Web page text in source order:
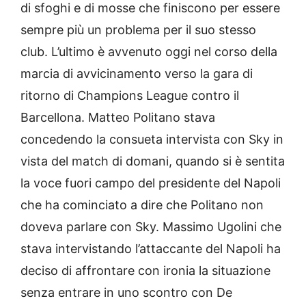
di sfoghi e di mosse che finiscono per essere
sempre più un problema per il suo stesso
club. L’ultimo è avvenuto oggi nel corso della
marcia di avvicinamento verso la gara di
ritorno di Champions League contro il
Barcellona. Matteo Politano stava
concedendo la consueta intervista con Sky in
vista del match di domani, quando si è sentita
la voce fuori campo del presidente del Napoli
che ha cominciato a dire che Politano non
doveva parlare con Sky. Massimo Ugolini che
stava intervistando l’attaccante del Napoli ha
deciso di affrontare con ironia la situazione
senza entrare in uno scontro con De